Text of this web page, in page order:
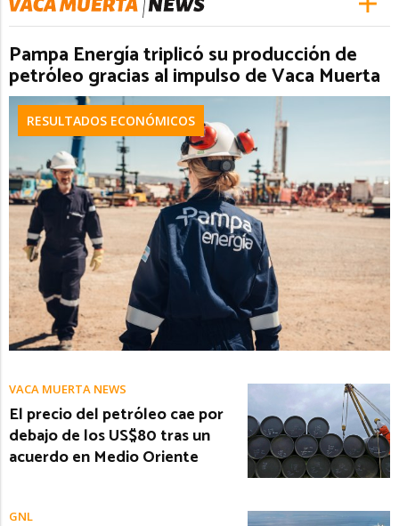
Pampa Energía triplicó su producción de
petróleo gracias al impulso de Vaca Muerta
RESULTADOS ECONÓMICOS
VACA MUERTA NEWS
El precio del petróleo cae por
debajo de los US$80 tras un
acuerdo en Medio Oriente
GNL